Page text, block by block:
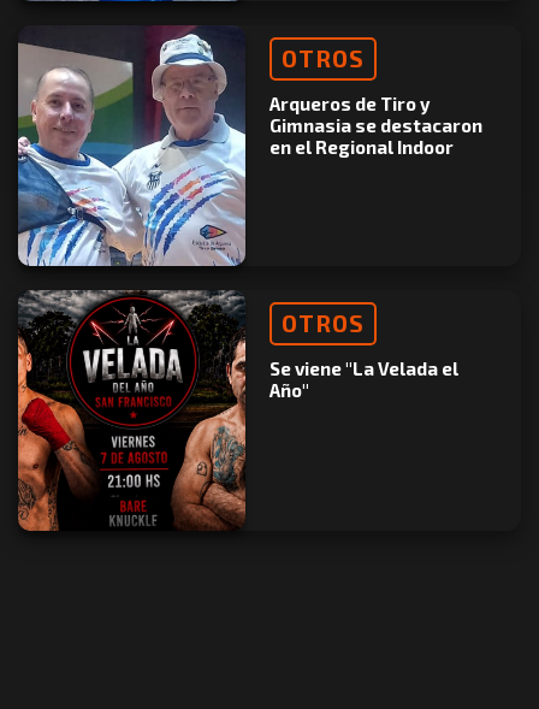
OTROS
Arqueros de Tiro y
Gimnasia se destacaron
en el Regional Indoor
OTROS
Se viene "La Velada el
Año"